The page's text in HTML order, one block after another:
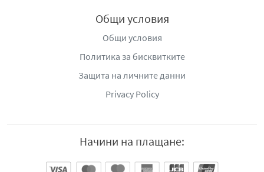
Общи условия
Общи условия
Политика за бисквитките
Защита на личните данни
Privacy Policy
Начини на плащане: